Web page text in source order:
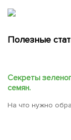
Полезные
Секреты
семян.
На что нужно